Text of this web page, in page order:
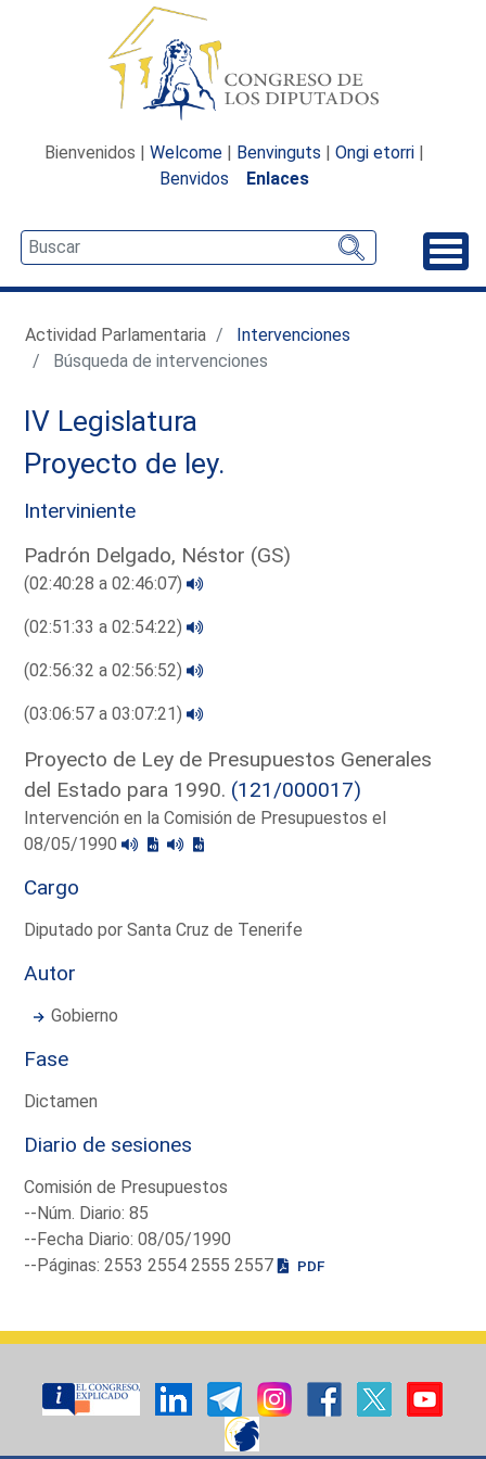
Bienvenidos | Welcome | Benvinguts | Ongi etorri |
Benvidos
Enlaces
Actividad Parlamentaria
Intervenciones
Búsqueda de intervenciones
IV Legislatura
Proyecto de ley.
Interviniente
Padrón Delgado, Néstor (GS)
(02:40:28 a 02:46:07)
(02:51:33 a 02:54:22)
(02:56:32 a 02:56:52)
(03:06:57 a 03:07:21)
Proyecto de Ley de Presupuestos Generales
del Estado para 1990. (121/000017)
Intervención en la Comisión de Presupuestos el
08/05/1990
Cargo
Diputado por Santa Cruz de Tenerife
Autor
Gobierno
Fase
Dictamen
Diario de sesiones
Comisión de Presupuestos
--Núm. Diario: 85
--Fecha Diario: 08/05/1990
--Páginas: 2553 2554 2555 2557
PDF